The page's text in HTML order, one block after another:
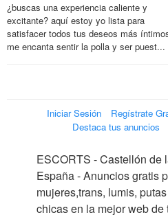
¿buscas una experiencia caliente y
excitante? aquí estoy yo lista para
satisfacer todos tus deseos más
me encanta sentir la polla y ser puest...
Iniciar Sesión Regístrate
Destaca tus anuncios
ESCORTS - Castellón de
España - Anuncios gratis
mujeres,trans, lumis,
chicas en la mejor web